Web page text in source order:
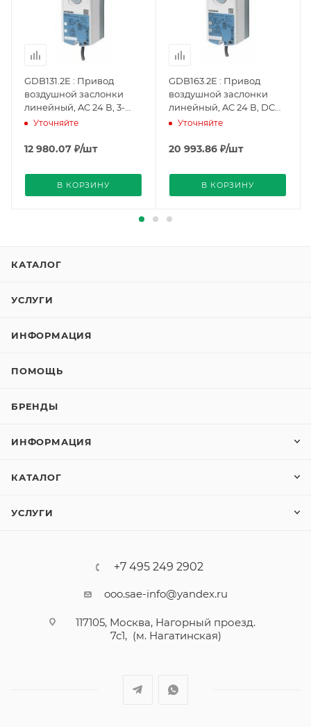
GDB131.2E : Привод
воздушной заслонки
линейный, AC 24 В, 3-
точечный, 125 Н, 150 с
Уточняйте
12 980.07 ₽/шт
В КОРЗИНУ
GDB163.2E : Привод
воздушной заслонки
линейный, AC 24 В, DC
0…35 В настраиваемый,
потенциометр
Уточняйте
20 993.86 ₽/шт
В КОРЗИНУ
КАТАЛОГ
УСЛУГИ
ИНФОРМАЦИЯ
ПОМОЩЬ
БРЕНДЫ
ИНФОРМАЦИЯ
КАТАЛОГ
УСЛУГИ
+7 495 249 2902
ooo.sae-info@yandex.ru
117105, Москва, Нагорный проезд.
7с1, (м. Нагатинская)